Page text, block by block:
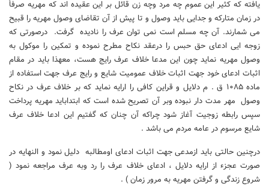
یافته که کثیر این عموم چه مرد وچه زن قائل بر این عقیده اند که مهریه صرفاً
در زمان متارکه و جدایی باید وصول و تا پیش از آن تقاضای وصول مهریه را قبیح
می شمارند. آن چه مسلم است نمی توان عرف را نادیده گرفت. درصورتی که
زوجه ایی ادعای حق حبس را درعقد نکاح مطرح نموده و تمکین را موکول به
وصول مهریه نماید چون این مدعا خلاف عرف رایج هست، معهذا باید در مقام
اثبات ادعای خود جهت اثبات خلاف عمومیت شایع و رایج عرف جهت استفاده از
ماده ۱۰۸۵ ق . م دلایل و قراین کافی را ارایه نماید که بر خلاف عرف در نکاح
وصول مهر مدت دار نبوده وبر آن تصریح شده است که ابتداباید مهریه پرداخت
سپس رابطه زوجیت آغاز شود چراکه آن چنان که گفتیم این ادعا خلاف عرف
شایع مرسوم در عامه مردم می باشد .
درچنین حالتی باید ازمدعی جهت اثبات ادعای اومطالبه دلیل نمود و النهایه در
صورت عجزء از ارایه دلایل ، ادعای خلاف عرف را رد وبه عرف مراجعه نمود (
شروع زندگی و گرفتن مهریه به مرور زمان ) .